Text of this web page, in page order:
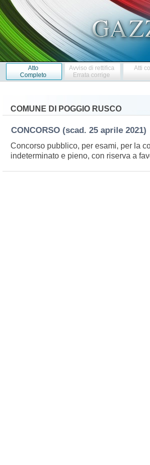
Atto
Completo
Avviso di rettifica
Errata corrige
Atti
COMUNE DI POGGIO RUSCO
CONCORSO (scad. 25 aprile 2021)
Concorso pubblico, per esami, per la
indeterminato e pieno, con riserva a